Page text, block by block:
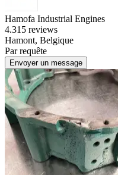
Hamofa Industrial Engines
4.315 reviews
Hamont, Belgique
Par requête
Envoyer un message